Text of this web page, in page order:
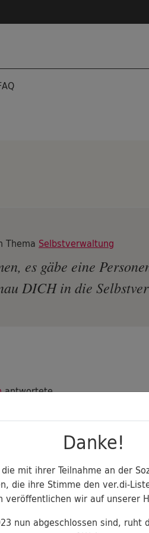
Thema Selbstverwaltung
es gäbe eine
DICH in die
antwortete
Altersversorgung ist
der einen Seite
Die letzten
der Telekom habe
begleitet. Auf
bei der Deutschen
Danke!
mit ihrer Teilnahme an der
die ihre Stimme den ver.di-
veröffentlichen wir auf unserer
nun abgeschlossen sind,